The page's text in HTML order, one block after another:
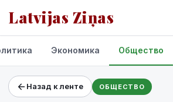
Latvijas Ziņas
Проекты и сервисы
Экономика Общество
Назад к ленте ОБЩЕСТВО